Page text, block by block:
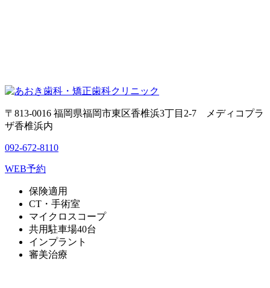
〒813-0016 福岡県福岡市東区香椎浜3丁目2-7 メディコプラ
ザ香椎浜内
092-672-8110
WEB予約
保険適用
CT・手術室
マイクロスコープ
共用駐車場40台
インプラント
審美治療